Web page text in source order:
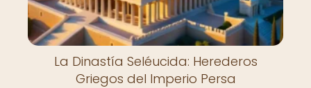
La Dinastía Seléucida: Herederos
Griegos del Imperio Persa